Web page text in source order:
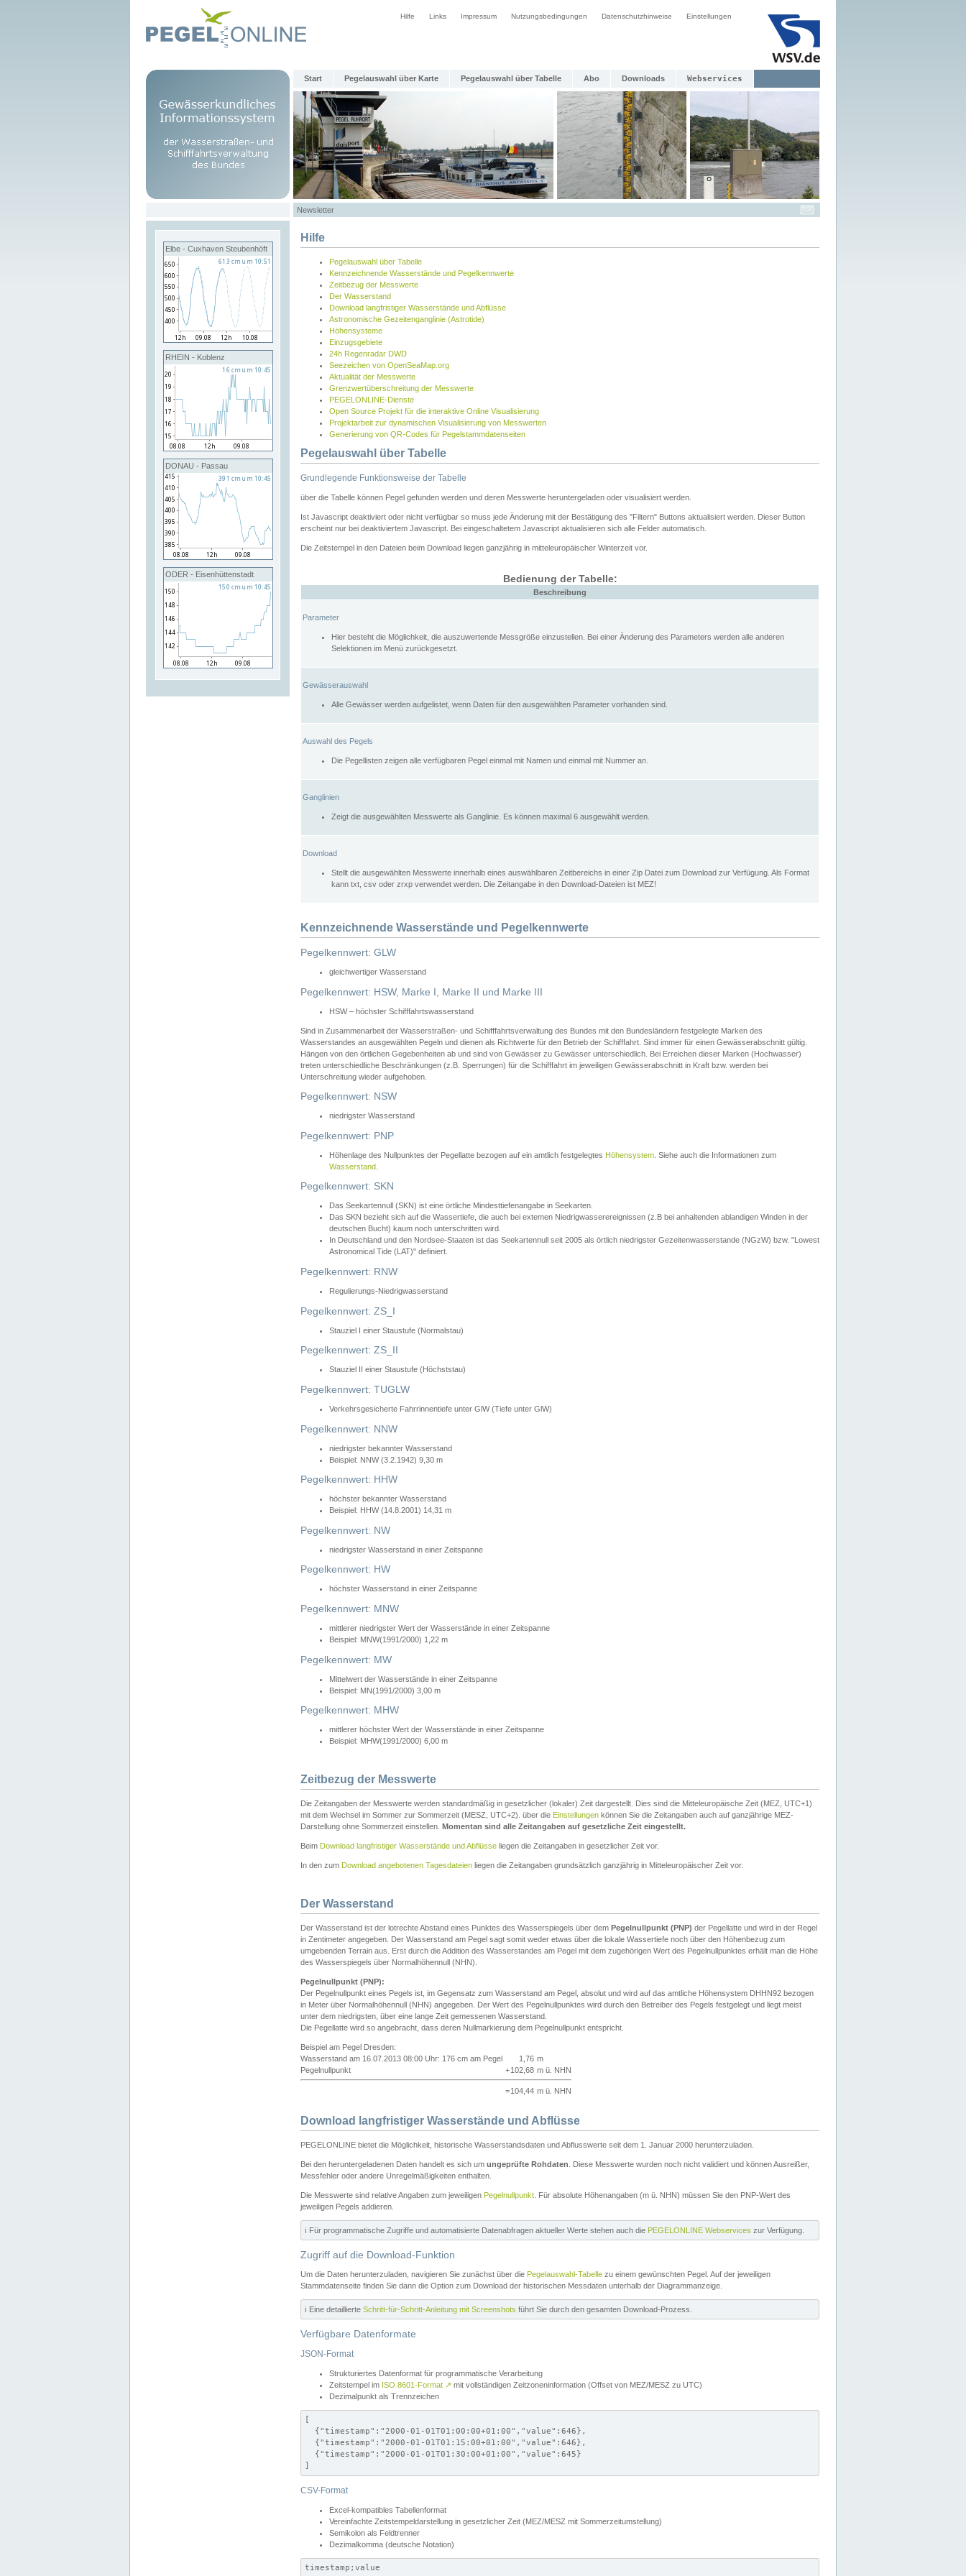
Hilfe Links Impressum Nutzungsbedingungen Datenschutzhinweise Einstellungen
Start Pegelauswahl über Karte Pegelauswahl über Tabelle Abo Downloads Webservices
Newsletter
Elbe - Cuxhaven Steubenhöft
RHEIN - Koblenz
DONAU - Passau
ODER - Eisenhüttenstadt
Hilfe
Pegelauswahl über Tabelle
Kennzeichnende Wasserstände und Pegelkennwerte
Zeitbezug der Messwerte
Der Wasserstand
Download langfristiger Wasserstände und Abflüsse
Astronomische Gezeitenganglinie (Astrotide)
Höhensysteme
Einzugsgebiete
24h Regenradar DWD
Seezeichen von OpenSeaMap.org
Aktualität der Messwerte
Grenzwertüberschreitung der Messwerte
PEGELONLINE-Dienste
Open Source Projekt für die interaktive Online Visualisierung
Projektarbeit zur dynamischen Visualisierung von Messwerten
Generierung von QR-Codes für Pegelstammdatenseiten
Pegelauswahl über Tabelle
Grundlegende Funktionsweise der Tabelle
über die Tabelle können Pegel gefunden werden und deren Messwerte heruntergeladen oder visualisiert werden.
Ist Javascript deaktiviert oder nicht verfügbar so muss jede Änderung mit der Bestätigung des "Filtern" Buttons aktualisiert werden. Dieser Button
erscheint nur bei deaktiviertem Javascript. Bei eingeschaltetem Javascript aktualisieren sich alle Felder automatisch.
Die Zeitstempel in den Dateien beim Download liegen ganzjährig in mitteleuropäischer Winterzeit vor.
Bedienung der Tabelle:
Beschreibung
Parameter
Hier besteht die Möglichkeit, die auszuwertende Messgröße einzustellen. Bei einer Änderung des Parameters werden alle anderen
Selektionen im Menü zurückgesetzt.
Gewässerauswahl
Alle Gewässer werden aufgelistet, wenn Daten für den ausgewählten Parameter vorhanden sind.
Auswahl des Pegels
Die Pegellisten zeigen alle verfügbaren Pegel einmal mit Namen und einmal mit Nummer an.
Ganglinien
Zeigt die ausgewählten Messwerte als Ganglinie. Es können maximal 6 ausgewählt werden.
Download
Stellt die ausgewählten Messwerte innerhalb eines auswählbaren Zeitbereichs in einer Zip Datei zum Download zur Verfügung. Als Format
kann txt, csv oder zrxp verwendet werden. Die Zeitangabe in den Download-Dateien ist MEZ!
Kennzeichnende Wasserstände und Pegelkennwerte
Pegelkennwert: GLW
gleichwertiger Wasserstand
Pegelkennwert: HSW, Marke I, Marke II und Marke III
HSW – höchster Schifffahrtswasserstand
Sind in Zusammenarbeit der Wasserstraßen- und Schifffahrtsverwaltung des Bundes mit den Bundesländern festgelegte Marken des
Wasserstandes an ausgewählten Pegeln und dienen als Richtwerte für den Betrieb der Schifffahrt. Sind immer für einen Gewässerabschnitt gültig.
Hängen von den örtlichen Gegebenheiten ab und sind von Gewässer zu Gewässer unterschiedlich. Bei Erreichen dieser Marken (Hochwasser)
treten unterschiedliche Beschränkungen (z.B. Sperrungen) für die Schifffahrt im jeweiligen Gewässerabschnitt in Kraft bzw. werden bei
Unterschreitung wieder aufgehoben.
Pegelkennwert: NSW
niedrigster Wasserstand
Pegelkennwert: PNP
Höhenlage des Nullpunktes der Pegellatte bezogen auf ein amtlich festgelegtes Höhensystem . Siehe auch die Informationen zum
Wasserstand
Pegelkennwert: SKN
Das Seekartennull (SKN) ist eine örtliche Mindesttiefenangabe in Seekarten.
Das SKN bezieht sich auf die Wassertiefe, die auch bei extemen Niedrigwasserereignissen (z.B bei anhaltenden ablandigen Winden in der
deutschen Bucht) kaum noch unterschritten wird.
In Deutschland und den Nordsee-Staaten ist das Seekartennull seit 2005 als örtlich niedrigster Gezeitenwasserstande (NGzW) bzw. "Lowest
Astronomical Tide (LAT)" definiert.
Pegelkennwert: RNW
Regulierungs-Niedrigwasserstand
Pegelkennwert: ZS_I
Stauziel I einer Staustufe (Normalstau)
Pegelkennwert: ZS_II
Stauziel II einer Staustufe (Höchststau)
Pegelkennwert: TUGLW
Verkehrsgesicherte Fahrrinnentiefe unter GlW (Tiefe unter GlW)
Pegelkennwert: NNW
niedrigster bekannter Wasserstand
Beispiel: NNW (3.2.1942) 9,30 m
Pegelkennwert: HHW
höchster bekannter Wasserstand
Beispiel: HHW (14.8.2001) 14,31 m
Pegelkennwert: NW
niedrigster Wasserstand in einer Zeitspanne
Pegelkennwert: HW
höchster Wasserstand in einer Zeitspanne
Pegelkennwert: MNW
mittlerer niedrigster Wert der Wasserstände in einer Zeitspanne
Beispiel: MNW(1991/2000) 1,22 m
Pegelkennwert: MW
Mittelwert der Wasserstände in einer Zeitspanne
Beispiel: MN(1991/2000) 3,00 m
Pegelkennwert: MHW
mittlerer höchster Wert der Wasserstände in einer Zeitspanne
Beispiel: MHW(1991/2000) 6,00 m
Zeitbezug der Messwerte
Die Zeitangaben der Messwerte werden standardmäßig in gesetzlicher (lokaler) Zeit dargestellt. Dies sind die Mitteleuropäische Zeit (MEZ, UTC+1)
mit dem Wechsel im Sommer zur Sommerzeit (MESZ, UTC+2). über die Einstellungen können Sie die Zeitangaben auch auf ganzjährige MEZ-
Darstellung ohne Sommerzeit einstellen. Momentan sind alle Zeitangaben auf gesetzliche Zeit eingestellt.
Beim Download langfristiger Wasserstände und Abflüsse liegen die Zeitangaben in gesetzlicher Zeit vor.
In den zum Download angebotenen Tagesdateien liegen die Zeitangaben grundsätzlich ganzjährig in Mitteleuropäischer Zeit vor.
Der Wasserstand
Der Wasserstand ist der lotrechte Abstand eines Punktes des Wasserspiegels über dem Pegelnullpunkt (PNP) der Pegellatte und wird in der Regel
in Zentimeter angegeben. Der Wasserstand am Pegel sagt somit weder etwas über die lokale Wassertiefe noch über den Höhenbezug zum
umgebenden Terrain aus. Erst durch die Addition des Wasserstandes am Pegel mit dem zugehörigen Wert des Pegelnullpunktes erhält man die Höhe
des Wasserspiegels über Normalhöhennull (NHN).
Pegelnullpunkt (PNP):
Der Pegelnullpunkt eines Pegels ist, im Gegensatz zum Wasserstand am Pegel, absolut und wird auf das amtliche Höhensystem DHHN92 bezogen
in Meter über Normalhöhennull (NHN) angegeben. Der Wert des Pegelnullpunktes wird durch den Betreiber des Pegels festgelegt und liegt meist
unter dem niedrigsten, über eine lange Zeit gemessenen Wasserstand.
Die Pegellatte wird so angebracht, dass deren Nullmarkierung dem Pegelnullpunkt entspricht.
Beispiel am Pegel Dresden:
Wasserstand am 16.07.2013 08:00 Uhr: 176 cm am Pegel
1,76 m
Pegelnullpunkt
+102,68 m ü. NHN
=104,44 m ü. NHN
Download langfristiger Wasserstände und Abflüsse
PEGELONLINE bietet die Möglichkeit, historische Wasserstandsdaten und Abflusswerte seit dem 1. Januar 2000 herunterzuladen.
Bei den heruntergeladenen Daten handelt es sich um ungeprüfte Rohdaten . Diese Messwerte wurden noch nicht validiert und können Ausreißer,
Messfehler oder andere Unregelmäßigkeiten enthalten.
Die Messwerte sind relative Angaben zum jeweiligen Pegelnullpunkt . Für absolute Höhenangaben (m ü. NHN) müssen Sie den PNP-Wert des
jeweiligen Pegels addieren.
ℹ️ Für programmatische Zugriffe und automatisierte Datenabfragen aktueller Werte stehen auch die PEGELONLINE Webservices zur Verfügung.
Zugriff auf die Download-Funktion
Um die Daten herunterzuladen, navigieren Sie zunächst über die Pegelauswahl-Tabelle zu einem gewünschten Pegel. Auf der jeweiligen
Stammdatenseite finden Sie dann die Option zum Download der historischen Messdaten unterhalb der Diagrammanzeige.
ℹ️ Eine detaillierte Schritt-für-Schritt-Anleitung mit Screenshots führt Sie durch den gesamten Download-Prozess.
Verfügbare Datenformate
JSON-Format
Strukturiertes Datenformat für programmatische Verarbeitung
Zeitstempel im ISO 8601-Format ↗ mit vollständigen Zeitzoneninformation (Offset von MEZ/MESZ zu UTC)
Dezimalpunkt als Trennzeichen
[
  {"timestamp":"2000-01-01T01:00:00+01:00","value":646},
  {"timestamp":"2000-01-01T01:15:00+01:00","value":646},
  {"timestamp":"2000-01-01T01:30:00+01:00","value":645}
]
CSV-Format
Excel-kompatibles Tabellenformat
Vereinfachte Zeitstempeldarstellung in gesetzlicher Zeit (MEZ/MESZ mit Sommerzeitumstellung)
Semikolon als Feldtrenner
Dezimalkomma (deutsche Notation)
timestamp;value